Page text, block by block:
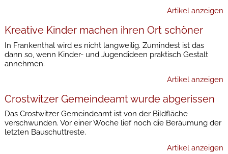
Artikel anzeigen
Kreative Kinder machen ihren Ort schöner
In Frankenthal wird es nicht langweilig. Zumindest ist das
dann so, wenn Kinder- und Jugendideen praktisch Gestalt
annehmen.
Artikel anzeigen
Crostwitzer Gemeindeamt wurde abgerissen
Das Crostwitzer Gemeindeamt ist von der Bildfläche
verschwunden. Vor einer Woche lief noch die Beräumung der
letzten Bauschuttreste.
Artikel anzeigen